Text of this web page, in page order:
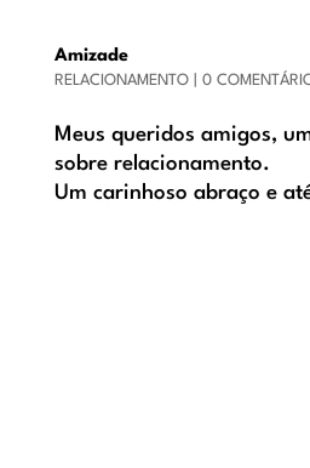
Amizade
RELACIONAMENTO| 0
Meus queridos amigos,
sobre relacionamento.
Um carinhoso abraço e